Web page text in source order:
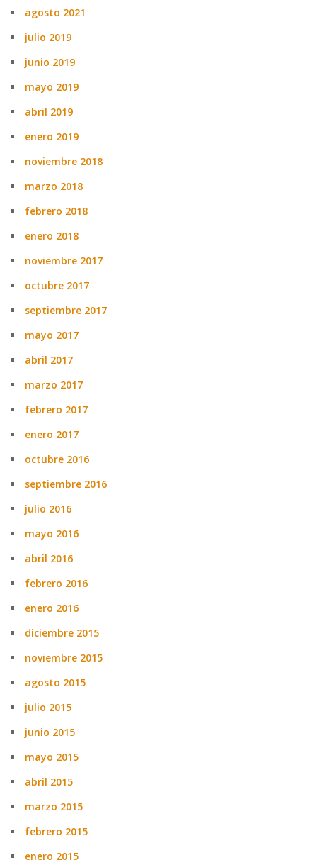
agosto 2021
julio 2019
junio 2019
mayo 2019
abril 2019
enero 2019
noviembre 2018
marzo 2018
febrero 2018
enero 2018
noviembre 2017
octubre 2017
septiembre 2017
mayo 2017
abril 2017
marzo 2017
febrero 2017
enero 2017
octubre 2016
septiembre 2016
julio 2016
mayo 2016
abril 2016
febrero 2016
enero 2016
diciembre 2015
noviembre 2015
agosto 2015
julio 2015
junio 2015
mayo 2015
abril 2015
marzo 2015
febrero 2015
enero 2015